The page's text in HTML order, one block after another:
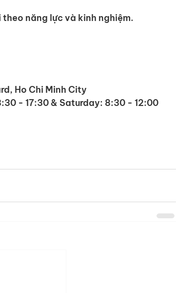
năng lực và kinh nghiệm.
Ho Chi Minh City
- 17:30 & Saturday: 8:30 - 12:00